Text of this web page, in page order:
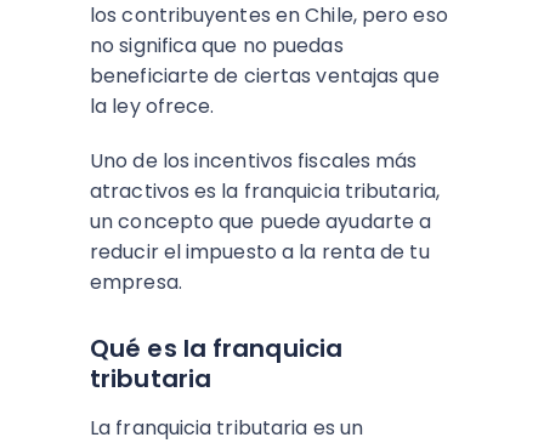
los contribuyentes en Chile, pero eso
no significa que no puedas
beneficiarte de ciertas ventajas que
la ley ofrece.
Uno de los incentivos fiscales más
atractivos es la franquicia tributaria,
un concepto que puede ayudarte a
reducir el impuesto a la renta de tu
empresa.
Qué es la franquicia
tributaria
La franquicia tributaria es un